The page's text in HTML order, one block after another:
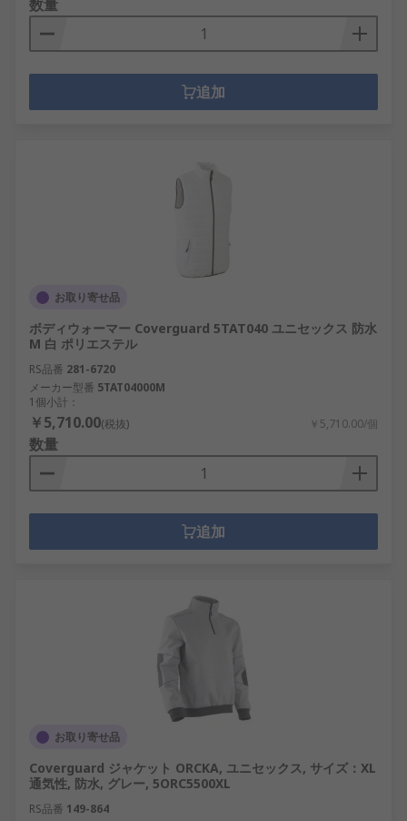
数量
追加
お取り寄せ品
ボディウォーマー Coverguard 5TAT040 ユニセックス 防水
M 白 ポリエステル
RS品番 281-6720
メーカー型番 5TAT04000M
1個小計：
￥5,710.00(税抜) ￥5,710.00/個
数量
追加
お取り寄せ品
Coverguard ジャケット ORCKA, ユニセックス, サイズ：XL
通気性, 防水, グレー, 5ORC5500XL
RS品番 149-864